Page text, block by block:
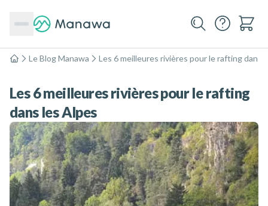
Accueil
Le Blog Manawa Les 6 meilleures rivières pour le rafting dans
Les 6 meilleures rivières pour le rafting
dans les Alpes